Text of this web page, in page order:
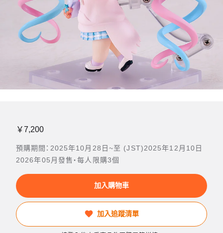
￥7,200
預購期間：2025年10月28日~至 (JST)2025年12月10日
2026年05月發售・每人限購3個
加入購物車
加入追蹤清單